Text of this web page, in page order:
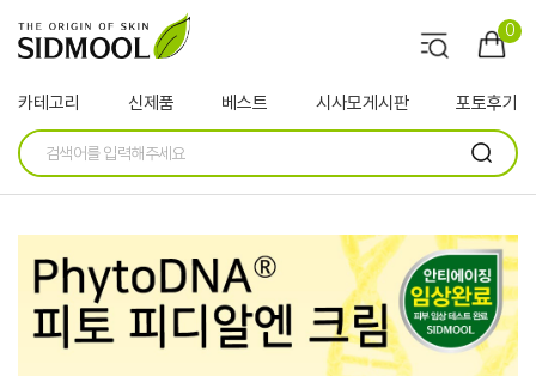
0
카테고리 신제품 베스트 시사모게시판 포토후기